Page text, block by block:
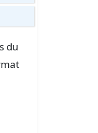
du